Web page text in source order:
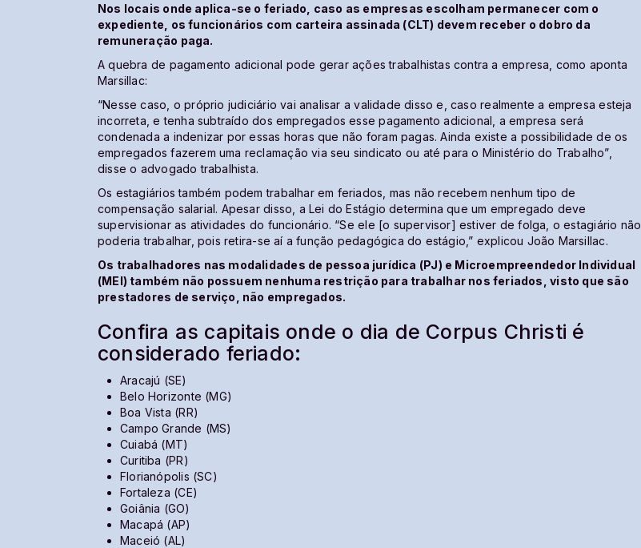
Nos locais onde aplica-se o feriado, caso as empresas escolham permanecer com o
expediente, os funcionários com carteira assinada (CLT) devem receber o dobro da
remuneração paga.
A quebra de pagamento adicional pode gerar ações trabalhistas contra a empresa, como aponta
Marsillac:
“Nesse caso, o próprio judiciário vai analisar a validade disso e, caso realmente a empresa esteja
incorreta, e tenha subtraído dos empregados esse pagamento adicional, a empresa será
condenada a indenizar por essas horas que não foram pagas. Ainda existe a possibilidade de os
empregados fazerem uma reclamação via seu sindicato ou até para o Ministério do Trabalho”,
disse o advogado trabalhista.
Os estagiários também podem trabalhar em feriados, mas não recebem nenhum tipo de
compensação salarial. Apesar disso, a Lei do Estágio determina que um empregado deve
supervisionar as atividades do funcionário. “Se ele [o supervisor] estiver de folga, o estagiário não
poderia trabalhar, pois retira-se aí a função pedagógica do estágio,” explicou João Marsillac.
Os trabalhadores nas modalidades de pessoa jurídica (PJ) e Microempreendedor Individual
(MEI) também não possuem nenhuma restrição para trabalhar nos feriados, visto que são
prestadores de serviço, não empregados.
Confira as capitais onde o dia de Corpus Christi é
considerado feriado:
Aracajú (SE)
Belo Horizonte (MG)
Boa Vista (RR)
Campo Grande (MS)
Cuiabá (MT)
Curitiba (PR)
Florianópolis (SC)
Fortaleza (CE)
Goiânia (GO)
Macapá (AP)
Maceió (AL)